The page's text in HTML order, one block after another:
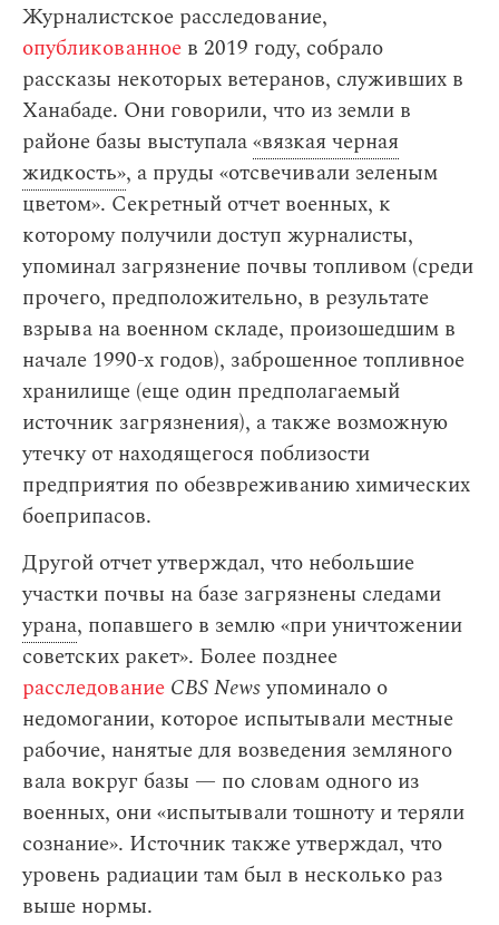
Журналистское расследование,
опубликованное в 2019 году, собрало
рассказы некоторых ветеранов, служивших в
Ханабаде. Они говорили, что из земли в
районе базы выступала«вязкая черная
жидкость», а пруды «отсвечивали зеленым
цветом». Секретный отчет военных, к
которому получили доступ журналисты,
упоминал загрязнение почвы топливом (среди
прочего, предположительно, в результате
взрыва на военном складе, произошедшим в
начале 1990-х годов), заброшенное топливное
хранилище (еще один предполагаемый
источник загрязнения), а также возможную
утечку от находящегося поблизости
предприятия по обезвреживанию химических
боеприпасов.
Другой отчет утверждал, что небольшие
участки почвы на базе загрязнены следами
урана, попавшего в землю «при уничтожении
советских ракет». Более позднее
расследование CBS Newsупоминало о
недомогании, которое испытывали местные
рабочие, нанятые для возведения земляного
вала вокруг базы — по словам одного из
военных, они «испытывали тошноту и теряли
сознание». Источник также утверждал, что
уровень радиации там был в несколько раз
выше нормы.